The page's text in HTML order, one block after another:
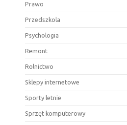
Prawo
Przedszkola
Psychologia
Remont
Rolnictwo
Sklepy internetowe
Sporty letnie
Sprzęt komputerowy